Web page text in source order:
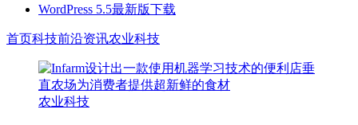
WordPress 5.5最新版下载
首页科技前沿资讯农业科技
农业科技